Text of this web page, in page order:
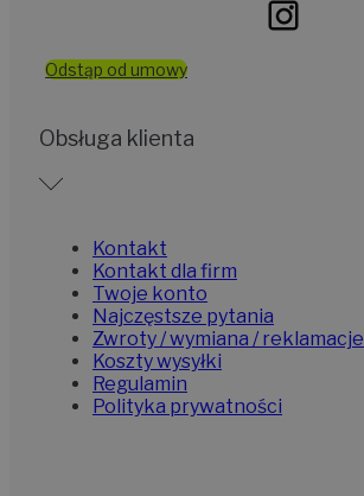
Odstąp od umowy
Obsługa klienta
Kontakt
Kontakt dla firm
Twoje konto
Najczęstsze pytania
Zwroty / wymiana / reklamacje
Koszty wysyłki
Regulamin
Polityka prywatności